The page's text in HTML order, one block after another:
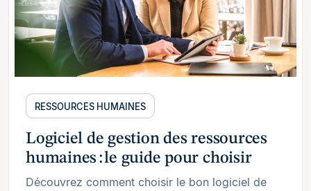
RESSOURCES HUMAINES
Logiciel de gestion des ressources
humaines : le guide pour choisir
Découvrez comment choisir le bon logiciel de